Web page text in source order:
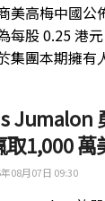
美高梅中國公
每股 0.25 港
集團本期擁有
Jumalon
1,000 萬
08月07日 09:30